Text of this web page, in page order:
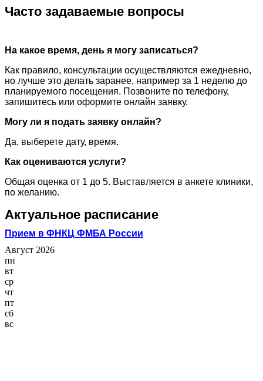
Часто задаваемые вопросы
На какое время, день я могу записаться?
Как правило, консультации осуществляются ежедневно,
но лучше это делать заранее, например за 1 неделю до
планируемого посещения. Позвоните по телефону,
запишитесь или оформите онлайн заявку.
Могу ли я подать заявку онлайн?
Да, выберете дату, время.
Как оцениваются услуги?
Общая оценка от 1 до 5. Выставляется в анкете клиники,
по желанию.
Актуальное расписание
Прием в ФНКЦ ФМБА России
Август 2026
пн
вт
ср
чт
пт
сб
вс